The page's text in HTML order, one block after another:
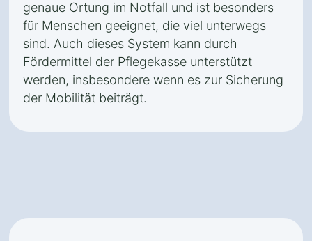
genaue Ortung im Notfall und ist besonders
für Menschen geeignet, die viel unterwegs
sind. Auch dieses System kann durch
Fördermittel der Pflegekasse unterstützt
werden, insbesondere wenn es zur Sicherung
der Mobilität beiträgt.